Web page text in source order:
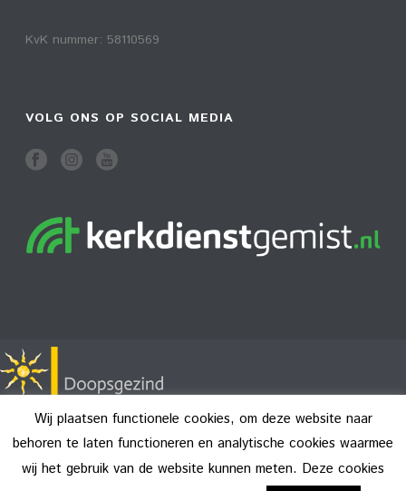
KvK nummer: 58110569
VOLG ONS OP SOCIAL MEDIA
Copyright All Rights Reserved © 2026
Wij plaatsen functionele cookies, om deze website naar
behoren te laten functioneren en analytische cookies waarmee
wij het gebruik van de website kunnen meten. Deze cookies